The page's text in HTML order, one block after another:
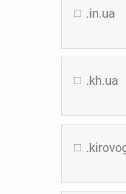
.in.ua
.kh.ua